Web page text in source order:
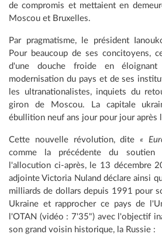
de compromis et mettaient en
Moscou et Bruxelles.
Par pragmatisme, le président
Pour beaucoup de ses concitoyens,
d'une douche froide en
modernisation du pays et de ses
les ultranationalistes, inquiets du
giron de Moscou. La capitale
ébullition neuf ans jour pour jour après
Cette nouvelle révolution, dite «
comme la précédente du soutien
l'allocution ci-après, le 13 décembre
adjointe Victoria Nuland déclare ainsi
milliards de dollars depuis 1991 pour
Ukraine et rapprocher ce pays de
l'OTAN (vidéo : 7'35") avec l'objectif
son grand voisin historique, la Russie :